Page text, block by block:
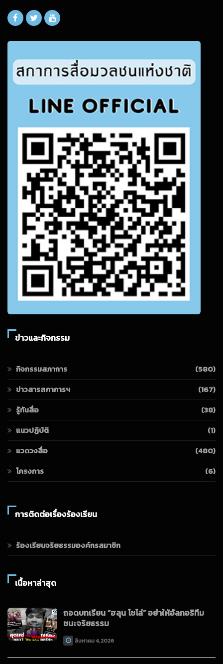
ข่าวและกิจกรรม
กิจกรรมสภาการ
(580)
ข่าวสารสภาการฯ
(167)
รู้ทันสื่อ
(38)
แนวปฏิบัติ
(1)
แวดวงสื่อ
(480)
โครงการ
(6)
การติดต่อเรื่องร้องเรียน
ร้องเรียนจริยธรรมองค์กรสมาชิก
เนื้อหาล่าสุด
ถอดบทเรียน “ฮลุน โซโล่” อย่าให้อัลกอริทึม
ชนะจริยธรรม
สิงหาคม 4, 2026